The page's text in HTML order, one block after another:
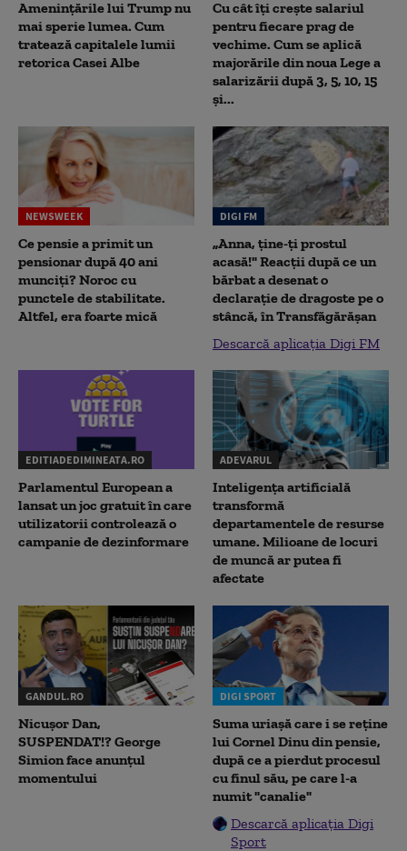
Amenințările lui Trump nu
mai sperie lumea. Cum
tratează capitalele lumii
retorica Casei Albe
Cu cât îți crește salariul
pentru fiecare prag de
vechime. Cum se aplică
majorările din noua Lege a
salarizării după 3, 5, 10, 15
și...
NEWSWEEK
Ce pensie a primit un
pensionar după 40 ani
munciți? Noroc cu
punctele de stabilitate.
Altfel, era foarte mică
DIGI FM
„Anna, ţine-ţi prostul
acasă!" Reacţii după ce un
bărbat a desenat o
declaraţie de dragoste pe o
stâncă, în Transfăgărăşan
Descarcă aplicația Digi FM
EDITIADEDIMINEATA.RO
Parlamentul European a
lansat un joc gratuit în care
utilizatorii controlează o
campanie de dezinformare
ADEVARUL
Inteligența artificială
transformă
departamentele de resurse
umane. Milioane de locuri
de muncă ar putea fi
afectate
GANDUL.RO
Nicușor Dan,
SUSPENDAT!? George
Simion face anunțul
momentului
DIGI SPORT
Suma uriașă care i se reține
lui Cornel Dinu din pensie,
după ce a pierdut procesul
cu finul său, pe care l-a
numit "canalie"
Descarcă aplicația Digi
Sport